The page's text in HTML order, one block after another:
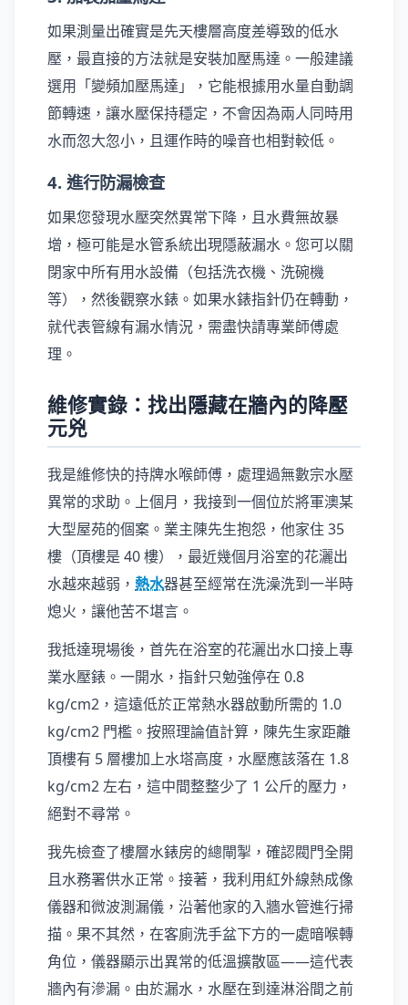
如果測量出確實是先天樓層高度差導致的低水
壓，最直接的方法就是安裝加壓馬達。一般建議
選用「變頻加壓馬達」，它能根據用水量自動調
節轉速，讓水壓保持穩定，不會因為兩人同時用
水而忽大忽小，且運作時的噪音也相對較低。
4. 進行防漏檢查
如果您發現水壓突然異常下降，且水費無故暴
增，極可能是水管系統出現隱蔽漏水。您可以關
閉家中所有用水設備（包括洗衣機、洗碗機
等），然後觀察水錶。如果水錶指針仍在轉動，
就代表管線有漏水情況，需盡快請專業師傅處
理。
維修實錄：找出隱藏在牆內的降壓
元兇
我是維修快的持牌水喉師傅，處理過無數宗水壓
異常的求助。上個月，我接到一個位於將軍澳某
大型屋苑的個案。業主陳先生抱怨，他家住 35
樓（頂樓是 40 樓），最近幾個月浴室的花灑出
水越來越弱， 熱水器甚至經常在洗澡洗到一半時
熄火，讓他苦不堪言。
我抵達現場後，首先在浴室的花灑出水口接上專
業水壓錶。一開水，指針只勉強停在 0.8
kg/cm2，這遠低於正常熱水器啟動所需的 1.0
kg/cm2 門檻。按照理論值計算，陳先生家距離
頂樓有 5 層樓加上水塔高度，水壓應該落在 1.8
kg/cm2 左右，這中間整整少了 1 公斤的壓力，
絕對不尋常。
我先檢查了樓層水錶房的總閘掣，確認閥門全開
且水務署供水正常。接著，我利用紅外線熱成像
儀器和微波測漏儀，沿著他家的入牆水管進行掃
描。果不其然，在客廁洗手盆下方的一處暗喉轉
角位，儀器顯示出異常的低溫擴散區——這代表
牆內有滲漏。由於漏水，水壓在到達淋浴間之前